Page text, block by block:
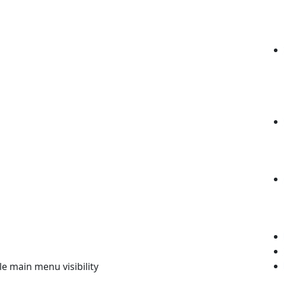
main menu visibility